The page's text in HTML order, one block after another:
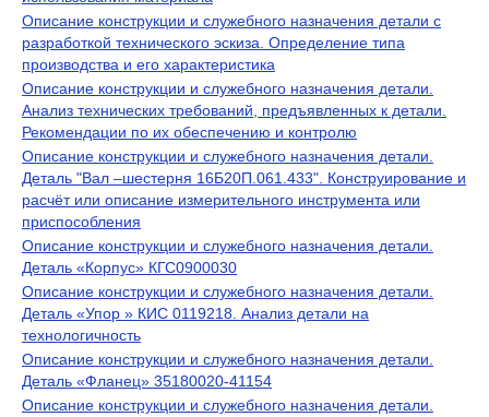
Описание конструкции и служебного назначения детали с
разработкой технического эскиза. Определение типа
производства и его характеристика
Описание конструкции и служебного назначения детали.
Анализ технических требований, предъявленных к детали.
Рекомендации по их обеспечению и контролю
Описание конструкции и служебного назначения детали.
Деталь "Вал –шестерня 16Б20П.061.433". Конструирование и
расчёт или описание измерительного инструмента или
приспособления
Описание конструкции и служебного назначения детали.
Деталь «Корпус» КГС0900030
Описание конструкции и служебного назначения детали.
Деталь «Упор » КИС 0119218. Анализ детали на
технологичность
Описание конструкции и служебного назначения детали.
Деталь «Фланец» 35180020-41154
Описание конструкции и служебного назначения детали.